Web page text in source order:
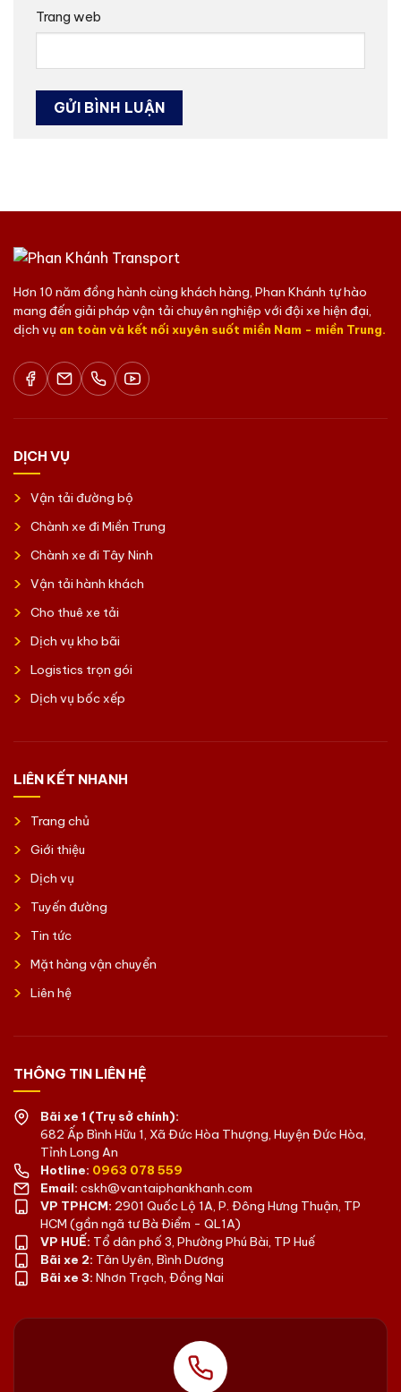
Trang web
Hơn 10 năm đồng hành cùng khách hàng, Phan Khánh tự hào
mang đến giải pháp vận tải chuyên nghiệp với đội xe hiện đại,
dịch vụ an toàn và kết nối xuyên suốt miền Nam - miền Trung.
DỊCH VỤ
Vận tải đường bộ
Chành xe đi Miền Trung
Chành xe đi Tây Ninh
Vận tải hành khách
Cho thuê xe tải
Dịch vụ kho bãi
Logistics trọn gói
Dịch vụ bốc xếp
LIÊN KẾT NHANH
Trang chủ
Giới thiệu
Dịch vụ
Tuyến đường
Tin tức
Mặt hàng vận chuyển
Liên hệ
THÔNG TIN LIÊN HỆ
Bãi xe 1 (Trụ sở chính):
682 Ấp Bình Hữu 1, Xã Đức Hòa Thượng, Huyện Đức Hòa,
Tỉnh Long An
Hotline: 0963 078 559
Email: cskh@vantaiphankhanh.com
VP TPHCM: 2901 Quốc Lộ 1A, P. Đông Hưng Thuận, TP
HCM (gần ngã tư Bà Điểm - QL1A)
VP HUẾ: Tổ dân phố 3, Phường Phú Bài, TP Huế
Bãi xe 2: Tân Uyên, Bình Dương
Bãi xe 3: Nhơn Trạch, Đồng Nai